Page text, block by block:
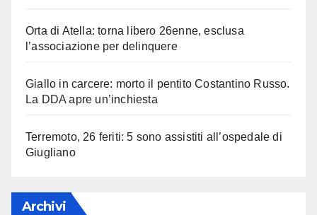
Orta di Atella: torna libero 26enne, esclusa
l’associazione per delinquere
Giallo in carcere: morto il pentito Costantino Russo.
La DDA apre un’inchiesta
Terremoto, 26 feriti: 5 sono assistiti all’ospedale di
Giugliano
Archivi